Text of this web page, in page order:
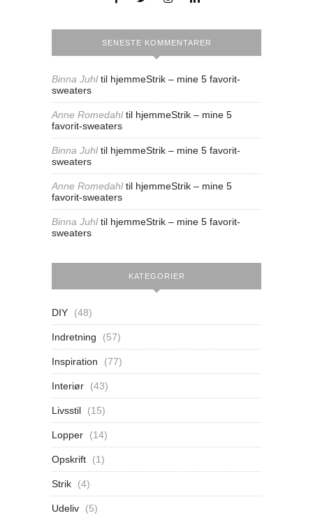
SENESTE KOMMENTARER
Binna Juhltil hjemmeStrik – mine 5 favorit-
sweaters
Anne Romedahltil hjemmeStrik – mine 5
favorit-sweaters
Binna Juhltil hjemmeStrik – mine 5 favorit-
sweaters
Anne Romedahltil hjemmeStrik – mine 5
favorit-sweaters
Binna Juhltil hjemmeStrik – mine 5 favorit-
sweaters
KATEGORIER
DIY (48)
Indretning (57)
Inspiration (77)
Interiør (43)
Livsstil (15)
Lopper (14)
Opskrift (1)
Strik (4)
Udeliv (5)